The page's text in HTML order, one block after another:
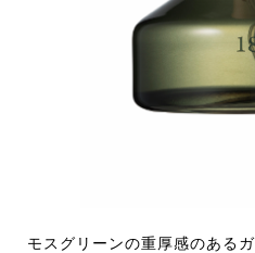
モスグリーンの重厚感のある